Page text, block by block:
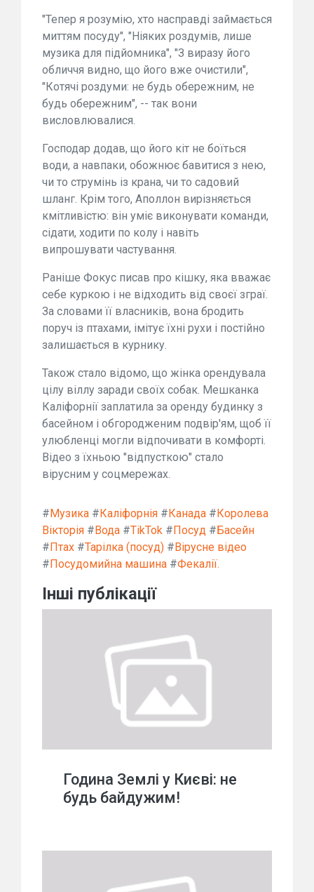
"Тепер я розумію, хто насправді займається
миттям посуду", "Ніяких роздумів, лише
музика для підйомника", "З виразу його
обличчя видно, що його вже очистили",
"Котячі роздуми: не будь обережним, не
будь обережним", -- так вони
висловлювалися.
Господар додав, що його кіт не боїться
води, а навпаки, обожнює бавитися з нею,
чи то струмінь із крана, чи то садовий
шланг. Крім того, Аполлон вирізняється
кмітливістю: він уміє виконувати команди,
сідати, ходити по колу і навіть
випрошувати частування.
Раніше Фокус писав про кішку, яка вважає
себе куркою і не відходить від своєї зграї.
За словами її власників, вона бродить
поруч із птахами, імітує їхні рухи і постійно
залишається в курнику.
Також стало відомо, що жінка орендувала
цілу віллу заради своїх собак. Мешканка
Каліфорнії заплатила за оренду будинку з
басейном і обгородженим подвір'ям, щоб її
улюбленці могли відпочивати в комфорті.
Відео з їхньою "відпусткою" стало
вірусним у соцмережах.
# Музика # Каліфорнія # Канада # Королева
Вікторія # Вода #TikTok # Посуд # Басейн
# Птах #Тарілка (посуд) # Вірусне відео
# Посудомийна машина #Фекалії.
Інші публікації
Година Землі у Києві: не
будь байдужим!